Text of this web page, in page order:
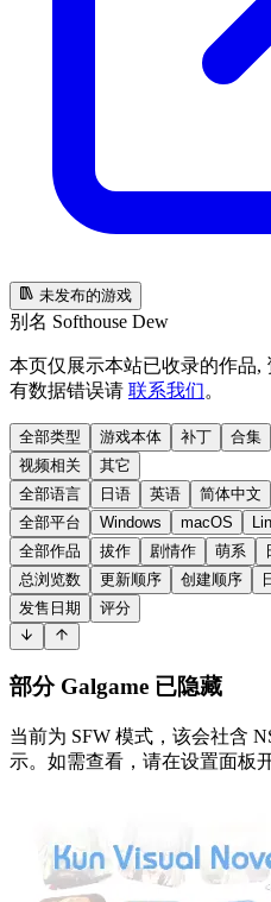
未发布的游戏
别名 Softhouse Dew
本页仅展示本站已收录的作品,
有数据错误请 联系我们。
全部类型 游戏本体 补丁 合集
视频相关
其它
全部语言
日语 英语 简体中文
全部平台
Windows macOS
全部作品
拔作 剧情作 萌系
总浏览数
更新顺序 创建顺序
发售日期
评分
部分 Galgame 已隐藏
当前为 SFW 模式，该会社含
示。如需查看，请在设置面板